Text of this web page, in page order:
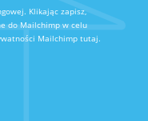
Klikając zapisz,
do Mailchimp w celu
Mailchimp tutaj.